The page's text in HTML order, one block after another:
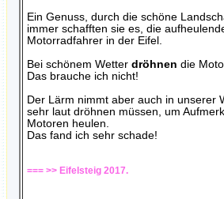
Ein Genuss, durch die schöne
immer schafften sie es, die
Motorradfahrer in der Eifel.
Bei schönem Wetter dröhnen die
Das brauche ich nicht!
Der Lärm nimmt aber auch in unserer
sehr laut dröhnen müssen, um
Motoren heulen.
Das fand ich sehr schade!
=== >> Eifelsteig 2017.